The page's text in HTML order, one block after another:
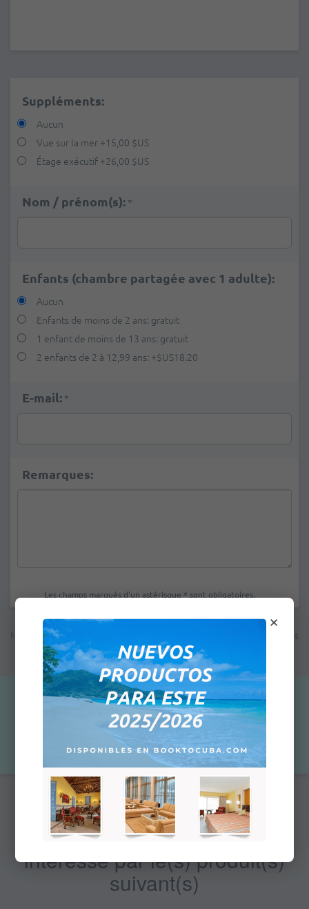
Suppléments:
Aucun
Vue sur la mer +15,00 $US
Étage exécutif +26,00 $US
Nom / prénom(s): *
Enfants (chambre partagée avec 1 adulte):
Aucun
Enfants de moins de 2 ans: gratuit
1 enfant de moins de 13 ans: gratuit
2 enfants de 2 à 12,99 ans: +$US18.20
E-mail: *
Remarques:
Les champs marqués d'un astérisque * sont obligatoires.
Note: Le prix indiqué n'est pas le prix final; à la prochaine étape vous
verrez le prix total en fonction de la méthode de paiement
sélectionnée pour cette commande
Qty:
Ajouter au panier
Vous pourriez être également
intéressé par le(s) produit(s)
suivant(s)
×